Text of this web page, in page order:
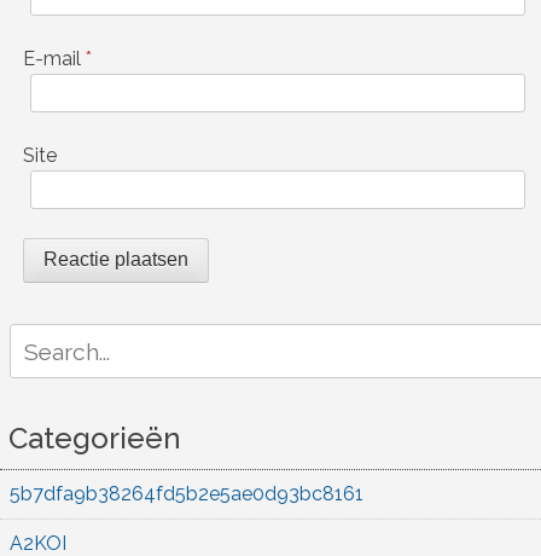
E-mail *
Site
for:
Categorieën
5b7dfa9b38264fd5b2e5ae0d93bc8161
A2KOI